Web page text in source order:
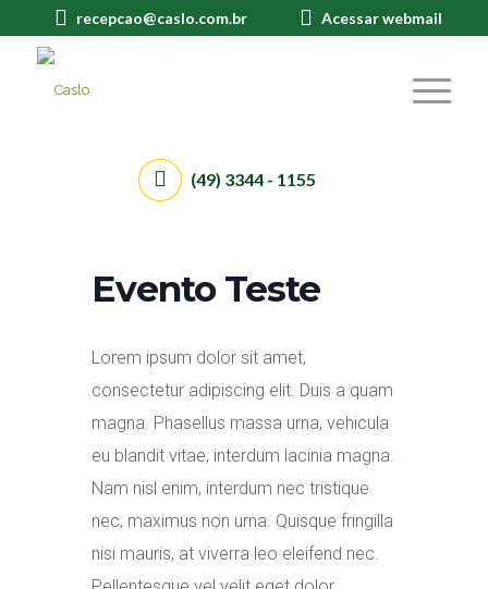
recepcao@caslo.com.br Acessar webmail
(49) 3344 - 1155
Evento Teste
Lorem ipsum dolor sit amet,
consectetur adipiscing elit. Duis a quam
magna. Phasellus massa urna, vehicula
eu blandit vitae, interdum lacinia magna.
Nam nisl enim, interdum nec tristique
nec, maximus non urna. Quisque fringilla
nisi mauris, at viverra leo eleifend nec.